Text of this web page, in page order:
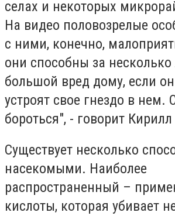
селах и некоторых
На видео половозрелые
с ними, конечно,
они способны за несколько
большой вред дому, если
устроят свое гнездо в
бороться", - говорит
Существует несколько
насекомыми. Наиболее
распространенный –
кислоты, которая убивает